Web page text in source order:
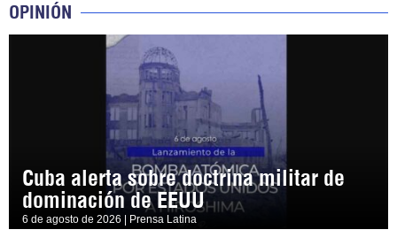
OPINIÓN
Cuba alerta sobre doctrina militar de
dominación de EEUU
6 de agosto de 2026 | Prensa Latina